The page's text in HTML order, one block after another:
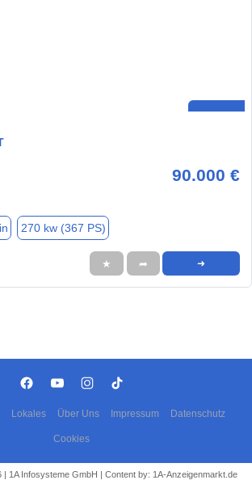
90.000 €
270 kw (367 PS)
★ ➦ ➜
Lokales Über Uns Impressum Datenschutz
Cookies
1A Infosysteme GmbH | Content by: 1A-Anzeigenmarkt.de